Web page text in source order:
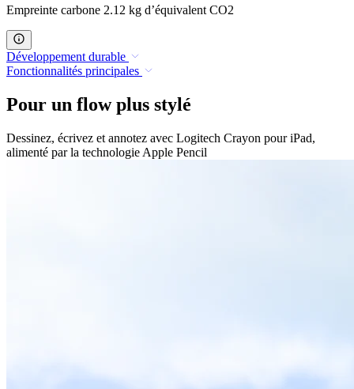
Empreinte carbone 2.12 kg d’équivalent CO2
Développement durable
Fonctionnalités principales
Pour un flow plus stylé
Dessinez, écrivez et annotez avec Logitech Crayon pour iPad,
alimenté par la technologie Apple Pencil